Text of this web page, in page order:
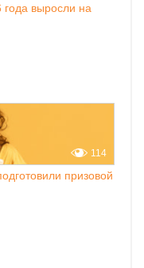
выросли на
призовой
114